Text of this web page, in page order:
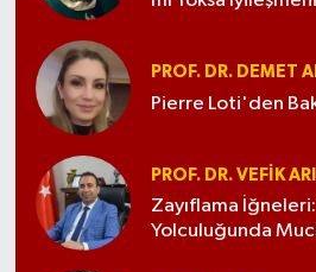
PROF. DR. DEMET
Pierre Loti'den
PROF. DR. VEFIK
Zayıflama
Yolculuğunda